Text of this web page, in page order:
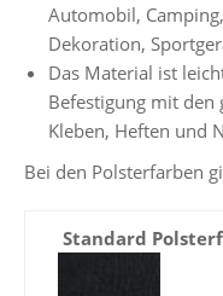
Automobil,
Dekoration,
Das Material ist
Befestigung mit den
Kleben, Heften und
Bei den Polsterfarben
Standard